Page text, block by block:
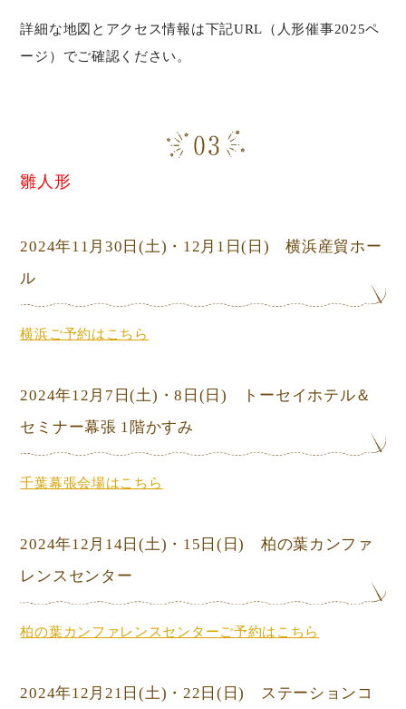
詳細な地図とアクセス情報は下記URL（人形催事2025ペ
ージ）でご確認ください。
雛人形
2024年11月30日(土) ・12月1日(日) 横浜産貿ホー
ル
横浜ご予約はこちら
2024年12月7日(土) ・8日 (日) トーセイホテル＆
セミナー幕張 1階かすみ
千葉幕張会場はこちら
2024年12月14日(土) ・15日(日) 柏の葉カンファ
レンスセンター
柏の葉カンファレンスセンターご予約はこちら
2024年12月21日(土) ・22日(日) ステーションコ